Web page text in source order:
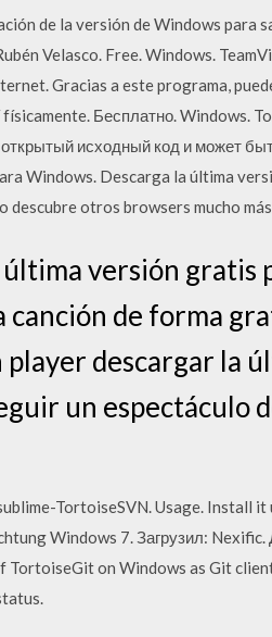
de la versión de Windows para
Velasco. Free. Windows.
Gracias a este programa,
Бесплатно. Windows.
исходный код и может
Windows. Descarga la última
descubre otros browsers mucho
versión gratis
canción de forma
player descargar la
un espectáculo
TortoiseSVN. Usage. Install it
Windows 7. Загрузил: Nexific.
TortoiseGit on Windows as Git